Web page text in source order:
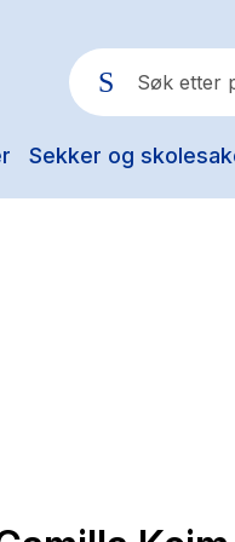
Sekker ogPopulære
The